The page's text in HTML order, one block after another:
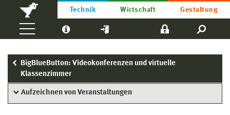
Technik Wirtschaft Gestaltung
BigBlueButton: Videokonferenzen und virtuelle
Klassenzimmer
Aufzeichnen von Veranstaltungen